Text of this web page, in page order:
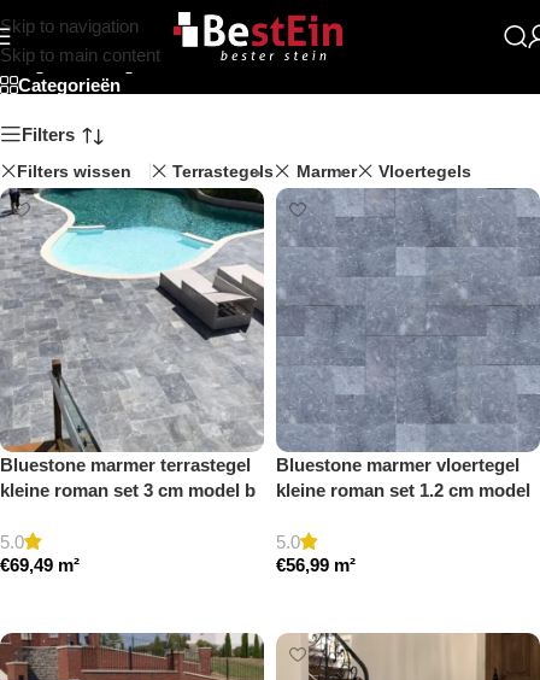
Skip to navigation
Skip to main content
Opus pattern
Categorieën
Filters
Filters wissen Terrastegels Marmer Vloertegels
Bluestone marmer terrastegel
kleine roman set 3 cm model b
5.0
€69,49 m²
Bluestone marmer vloertegel
kleine roman set 1.2 cm model
5.0
€56,99 m²